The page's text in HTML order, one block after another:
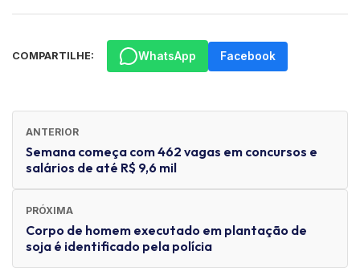
COMPARTILHE: WhatsApp Facebook
ANTERIOR
Semana começa com 462 vagas em concursos e
salários de até R$ 9,6 mil
PRÓXIMA
Corpo de homem executado em plantação de
soja é identificado pela polícia